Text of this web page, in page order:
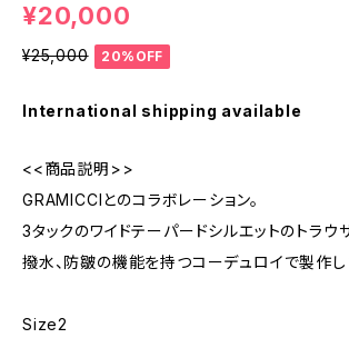
¥20,000
¥25,000 20%OFF
International shipping available
<<商品説明>>
GRAMICCIとのコラボレーション。
3タックのワイドテーパードシルエットのトラウ
撥水、防皺の機能を持つコーデュロイで製作し
Size2